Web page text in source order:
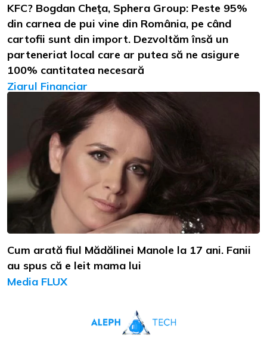
KFC? Bogdan Cheţa, Sphera Group: Peste 95%
din carnea de pui vine din România, pe când
cartofii sunt din import. Dezvoltăm însă un
parteneriat local care ar putea să ne asigure
100% cantitatea necesară
Ziarul Financiar
Cum arată fiul Mădălinei Manole la 17 ani. Fanii
au spus că e leit mama lui
Media FLUX